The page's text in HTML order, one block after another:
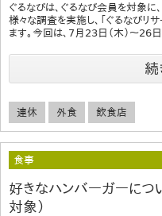
ぐるなびは、ぐるなび会員を対象
様々な調査を実施し、「ぐるなびリ
ます。今回は、7月23日（木）～26
続
連休 外食 飲食店
食事
好きなハンバーガーに
対象）